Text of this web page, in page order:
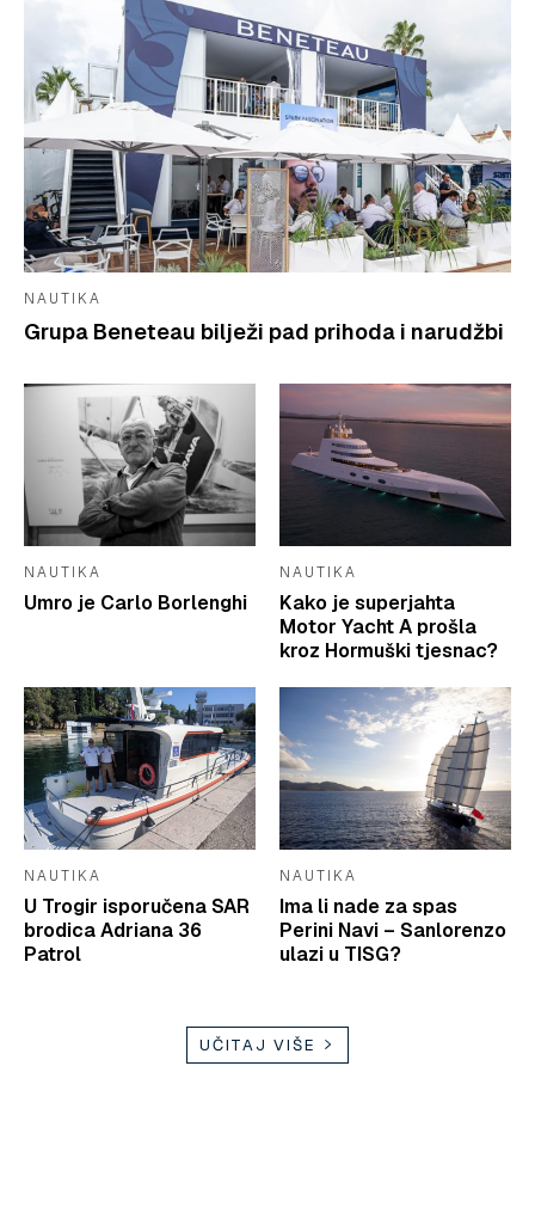
NAUTIKA
Grupa Beneteau bilježi pad prihoda i narudžbi
NAUTIKA
Umro je Carlo Borlenghi
NAUTIKA
Kako je superjahta
Motor Yacht A prošla
kroz Hormuški tjesnac?
NAUTIKA
U Trogir isporučena SAR
brodica Adriana 36
Patrol
NAUTIKA
Ima li nade za spas
Perini Navi – Sanlorenzo
ulazi u TISG?
UČITAJ VIŠE